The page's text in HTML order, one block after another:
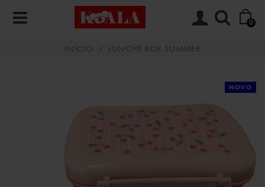
0
INÍCIO / LUNCHE BOX SUMMER
NOVO